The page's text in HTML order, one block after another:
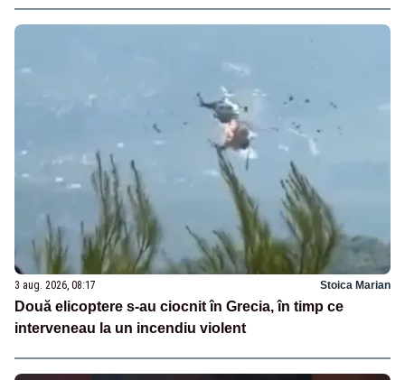
3 aug. 2026, 08:17 Stoica Marian
Două elicoptere s-au ciocnit în Grecia, în timp ce
interveneau la un incendiu violent